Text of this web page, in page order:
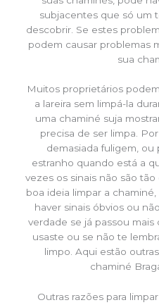
subjacentes que só um
descobrir. Se estes
podem causar problemas
sua
Muitos proprietários
a lareira sem limpá-la
uma chaminé suja
precisa de ser limpa.
demasiada fuligem,
estranho quando está a
vezes os sinais não são
boa ideia limpar a
haver sinais óbvios ou
verdade se já passou
usaste ou se não te
limpo. Aqui estão
chaminé
Outras razões para